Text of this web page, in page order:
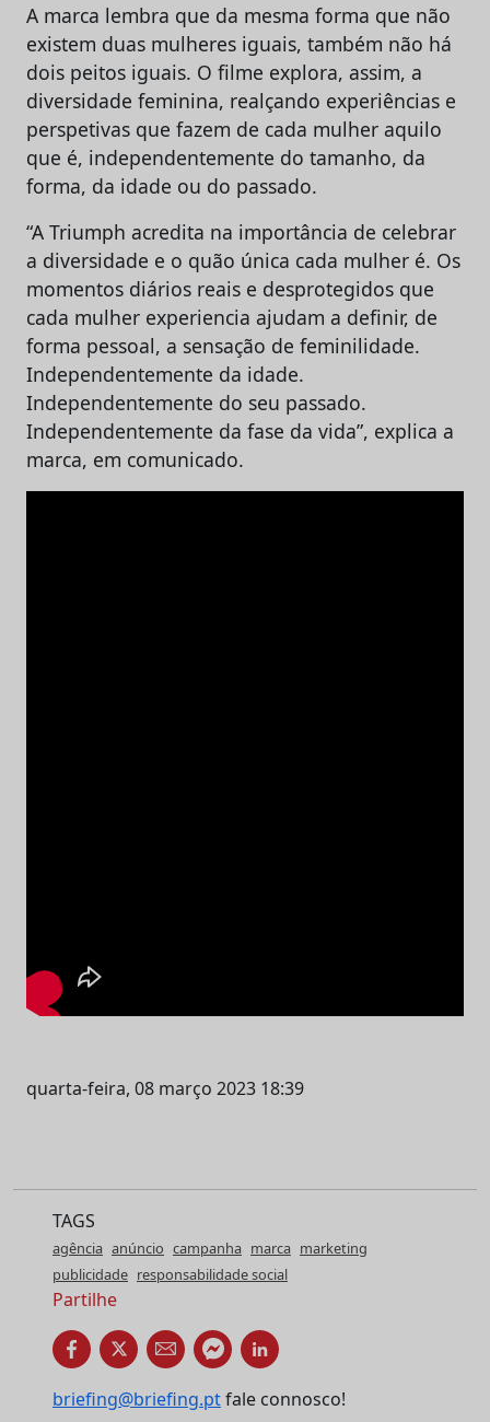
A marca lembra que da mesma forma que não
existem duas mulheres iguais, também não há
dois peitos iguais. O filme explora, assim, a
diversidade feminina, realçando experiências e
perspetivas que fazem de cada mulher aquilo
que é, independentemente do tamanho, da
forma, da idade ou do passado.
“A Triumph acredita na importância de celebrar
a diversidade e o quão única cada mulher é. Os
momentos diários reais e desprotegidos que
cada mulher experiencia ajudam a definir, de
forma pessoal, a sensação de feminilidade.
Independentemente da idade.
Independentemente do seu passado.
Independentemente da fase da vida”, explica a
marca, em comunicado.
quarta-feira, 08 março 2023 18:39
TAGS
agência anúncio campanha marca marketing
publicidade responsabilidade social
Partilhe
briefing@briefing.ptfale connosco!